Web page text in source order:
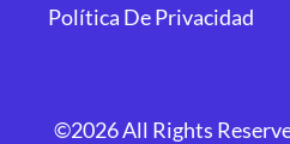
Política De Privacidad
©2026 All Rights